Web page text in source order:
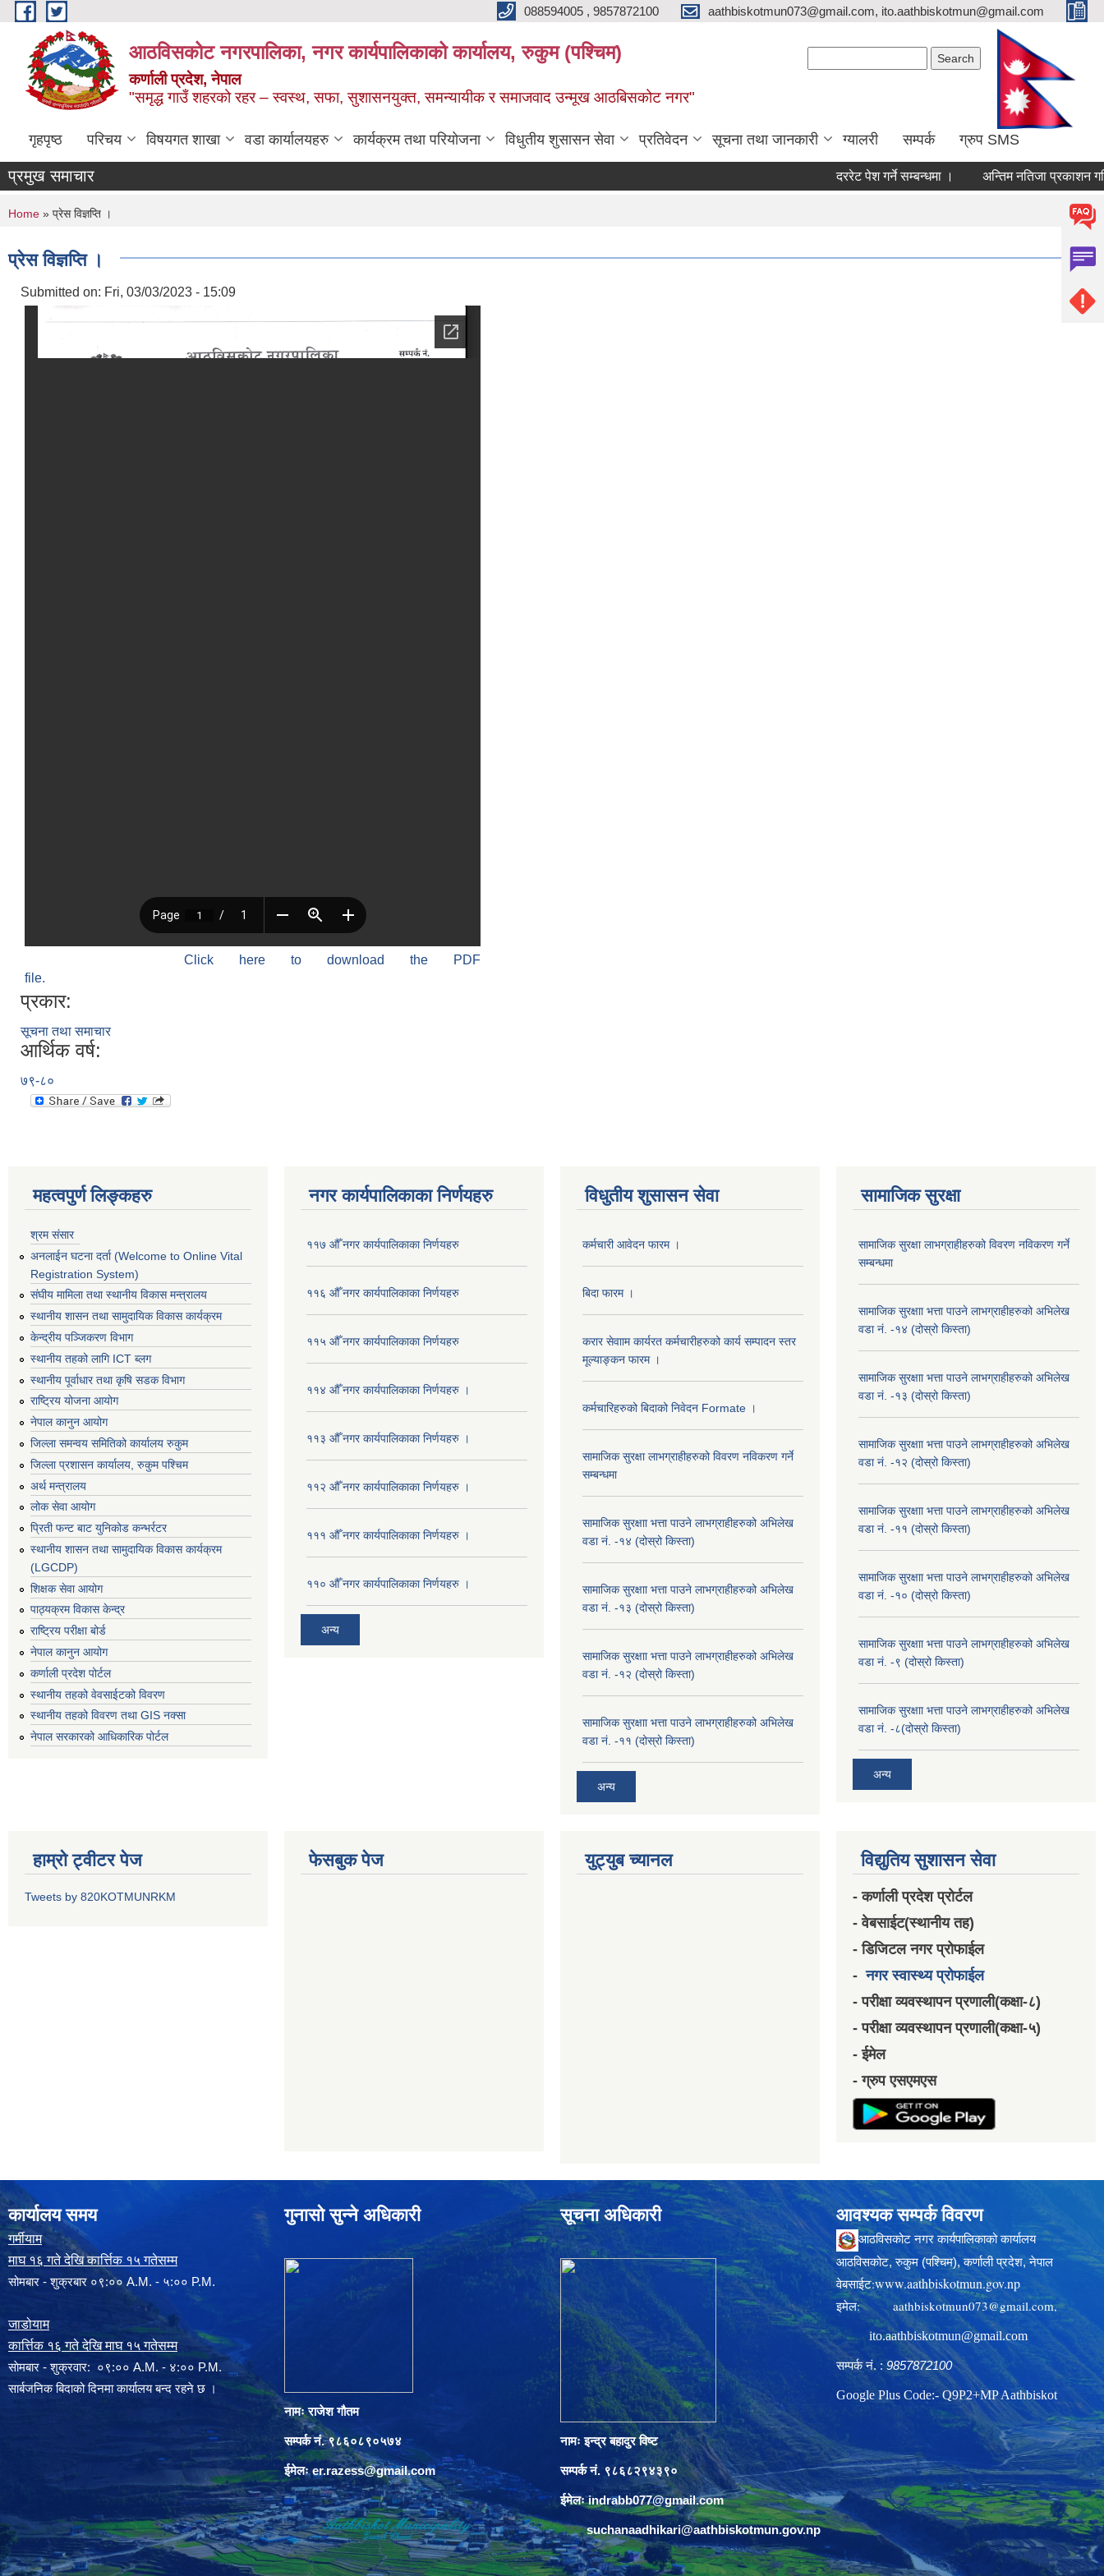
Skip to main content 088594005 , 9857872100 aathbiskotmun073@gmail.com, ito.aathbiskotmun@gmail.com
आठविसकोट नगरपालिका, नगर कार्यपालिकाको कार्यालय, रुकुम (पश्चिम)
कर्णाली प्रदेश, नेपाल
"समृद्ध गाउँ शहरको रहर – स्वस्थ, सफा, सुशासनयुक्त, समन्यायीक र समाजवाद उन्मूख आठबिसकोट नगर"
गृहपृष्ठ परिचय विषयगत शाखा वडा कार्यालयहरु कार्यक्रम तथा परियोजना विधुतीय शुसासन सेवा प्रतिवेदन सूचना तथा जानकारी ग्यालरी सम्पर्क ग्रुप SMS
प्रमुख समाचार दररेट पेश गर्ने सम्बन्धमा । अन्तिम नतिजा प्रकाशन गरिएको
You are here
Home » प्रेस विज्ञप्ति ।
प्रेस विज्ञप्ति ।
Submitted on: Fri, 03/03/2023 - 15:09
Click here to download the PDF
file.
प्रकार:
सूचना तथा समाचार
आर्थिक वर्ष:
७९-८०
महत्वपुर्ण लिङ्कहरु
श्रम संसार
अनलाईन घटना दर्ता (Welcome to Online Vital
Registration System)
संघीय मामिला तथा स्थानीय विकास मन्त्रालय
स्थानीय शासन तथा सामुदायिक विकास कार्यक्रम
केन्द्रीय पञ्जिकरण विभाग
स्थानीय तहको लागि ICT ब्लग
स्थानीय पूर्वाधार तथा कृषि सडक विभाग
राष्ट्रिय योजना आयोग
नेपाल कानुन आयोग
जिल्ला समन्वय समितिको कार्यालय रुकुम
जिल्ला प्रशासन कार्यालय, रुकुम पश्चिम
अर्थ मन्त्रालय
लोक सेवा आयोग
प्रिती फन्ट बाट युनिकोड कन्भर्रटर
स्थानीय शासन तथा सामुदायिक विकास कार्यक्रम
(LGCDP)
शिक्षक सेवा आयोग
पाठ्यक्रम विकास केन्द्र
राष्ट्रिय परीक्षा बोर्ड
नेपाल कानुन आयोग
कर्णाली प्रदेश पोर्टल
स्थानीय तहको वेवसाईटको विवरण
स्थानीय तहको विवरण तथा GIS नक्सा
नेपाल सरकारको आधिकारिक पोर्टल
नगर कार्यपालिकाका निर्णयहरु
११७ औँ नगर कार्यपालिकाका निर्णयहरु
११६ औँ नगर कार्यपालिकाका निर्णयहरु
११५ औँ नगर कार्यपालिकाका निर्णयहरु
११४ औँ नगर कार्यपालिकाका निर्णयहरु ।
११३ औँ नगर कार्यपालिकाका निर्णयहरु ।
११२ औँ नगर कार्यपालिकाका निर्णयहरु ।
१११ औँ नगर कार्यपालिकाका निर्णयहरु ।
११० औँ नगर कार्यपालिकाका निर्णयहरु ।
अन्य
विधुतीय शुसासन सेवा
कर्मचारी आवेदन फारम ।
बिदा फारम ।
करार सेवााम कार्यरत कर्मचारीहरुको कार्य सम्पादन स्तर
मूल्याङ्कन फारम ।
कर्मचारिहरुको बिदाको निवेदन Formate ।
सामाजिक सुरक्षा लाभग्राहीहरुको विवरण नविकरण गर्ने
सम्बन्धमा
सामाजिक सुरक्षाा भत्ता पाउने लाभग्राहीहरुको अभिलेख
वडा नं. -१४ (दोस्रो किस्ता)
सामाजिक सुरक्षाा भत्ता पाउने लाभग्राहीहरुको अभिलेख
वडा नं. -१३ (दोस्रो किस्ता)
सामाजिक सुरक्षाा भत्ता पाउने लाभग्राहीहरुको अभिलेख
वडा नं. -१२ (दोस्रो किस्ता)
सामाजिक सुरक्षाा भत्ता पाउने लाभग्राहीहरुको अभिलेख
वडा नं. -११ (दोस्रो किस्ता)
अन्य
सामाजिक सुरक्षा
सामाजिक सुरक्षा लाभग्राहीहरुको विवरण नविकरण गर्ने
सम्बन्धमा
सामाजिक सुरक्षाा भत्ता पाउने लाभग्राहीहरुको अभिलेख
वडा नं. -१४ (दोस्रो किस्ता)
सामाजिक सुरक्षाा भत्ता पाउने लाभग्राहीहरुको अभिलेख
वडा नं. -१३ (दोस्रो किस्ता)
सामाजिक सुरक्षाा भत्ता पाउने लाभग्राहीहरुको अभिलेख
वडा नं. -१२ (दोस्रो किस्ता)
सामाजिक सुरक्षाा भत्ता पाउने लाभग्राहीहरुको अभिलेख
वडा नं. -११ (दोस्रो किस्ता)
सामाजिक सुरक्षाा भत्ता पाउने लाभग्राहीहरुको अभिलेख
वडा नं. -१० (दोस्रो किस्ता)
सामाजिक सुरक्षाा भत्ता पाउने लाभग्राहीहरुको अभिलेख
वडा नं. -९ (दोस्रो किस्ता)
सामाजिक सुरक्षाा भत्ता पाउने लाभग्राहीहरुको अभिलेख
वडा नं. -८(दोस्रो किस्ता)
अन्य
हाम्रो ट्वीटर पेज
Tweets by 820KOTMUNRKM
फेसबुक पेज युट्युब च्यानल विद्युतिय सुशासन सेवा
- कर्णाली प्रदेश प्रोर्टल
- वेबसाईट(स्थानीय तह)
- डिजिटल नगर प्रोफाईल
-नगर स्वास्थ्य प्रोफाईल
- परीक्षा व्यवस्थापन प्रणाली(कक्षा-८)
- परीक्षा व्यवस्थापन प्रणाली(कक्षा-५)
- ईमेल
- ग्रुप एसएमएस
कार्यालय समय
गर्मीयाम
माघ १६ गते देखि कार्त्तिक १५ गतेसम्म
सोमबार - शुक्रबार ०९:०० A.M. - ५:०० P.M.
जाडोयाम
कार्त्तिक १६ गते देखि माघ १५ गतेसम्म
साेमबार - शुक्रवार: ०९:०० A.M. - ४:०० P.M.
सार्बजनिक बिदाको दिनमा कार्यालय बन्द रहने छ ।
गुनासो सुन्ने अधिकारी
नामः राजेश गौतम
सम्पर्क नं. ९८६०८९०५७४
ईमेलःer.razess@gmail.com
सूचना अधिकारी
नामः इन्द्र बहादुर विष्ट
सम्पर्क नं. ९८६८२९४३९०
ईमेलःindrabb077@gmail.com
suchanaadhikari@aathbiskotmun.gov.np
आवश्यक सम्पर्क विवरण
आठविसकोट नगर कार्यपालिकाको कार्यालय
आठविसकोट, रुकुम (पश्चिम), कर्णाली प्रदेश, नेपाल
वेबसाईट:www.aathbiskotmun.gov.np
इमेल: aathbiskotmun073@gmail.com,
ito.aathbiskotmun@gmail.com
सम्पर्क नं. :9857872100
Google Plus Code:- Q9P2+MP Aathbiskot